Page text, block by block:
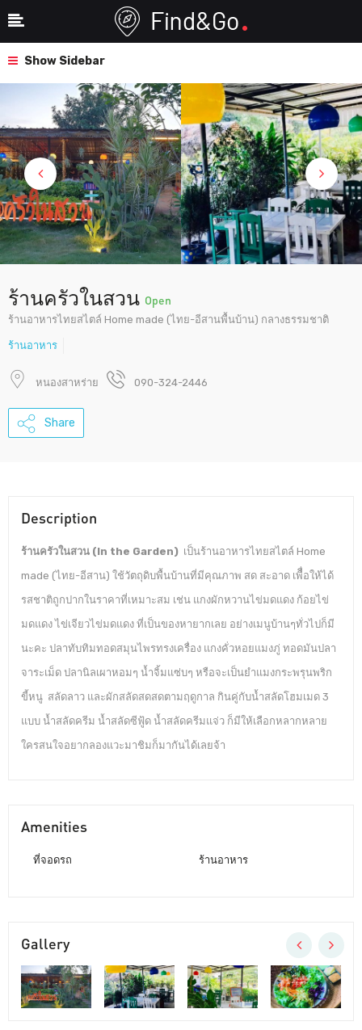
Show Sidebar
ร้านครัวในสวน Open
ร้านอาหารไทยสไตล์ Home made (ไทย-อีสานพื้นบ้าน) กลางธรรมชาติ
ร้านอาหาร
หนองสาหร่าย 090-324-2446
Share
Description
ร้านครัวในสวน (In the Garden) เป็นร้านอาหารไทยสไตล์ Home
made (ไทย-อีสาน) ใช้วัตถุดิบพื้นบ้านที่มีคุณภาพ สด สะอาด เพืื่อให้ได้
รสชาติถูกปากในราคาที่เหมาะสม เช่น แกงผักหวานไข่มดแดง ก้อยไข่
มดแดง ไข่เจียวไข่มดแดง ที่เป็นของหายากเลย อย่างเมนูบ้านๆทั่วไปก็มี
นะคะ ปลาทับทิมทอดสมุนไพรทรงเครื่อง แกงคั่วหอยแมงภู่ ทอดมันปลา
จาระเม็ด ปลานิลเผาหอมๆ น้ำจิ้มแซ่บๆ หรือจะเป็นยำแมงกระพรุนพริก
ขี้หนู สลัดลาว และผักสลัดสดสดตามฤดูกาล กินคู่กับน้ำสลัดโฮมเมด 3
แบบ น้ำสลัดครีม น้ำสลัดซีฟู้ด น้ำสลัดครีมแจ่ว ก็มีให้เลือกหลากหลาย
ใครสนใจอยากลองแวะมาชิมก็มากันได้เลยจ้า
Amenities
ที่จอดรถ ร้านอาหาร
Gallery